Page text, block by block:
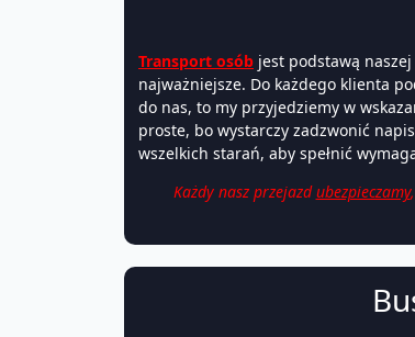
Transport osób jest podstawą
najważniejsze. Do każdego klienta
do nas, to my przyjedziemy w
proste, bo wystarczy zadzwonić
wszelkich starań, aby spełnić
Każdy nasz przejazdubezpieczamy